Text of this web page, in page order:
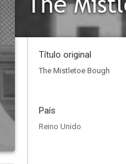
Título original
The Mistletoe Bough
País
Reino Unido